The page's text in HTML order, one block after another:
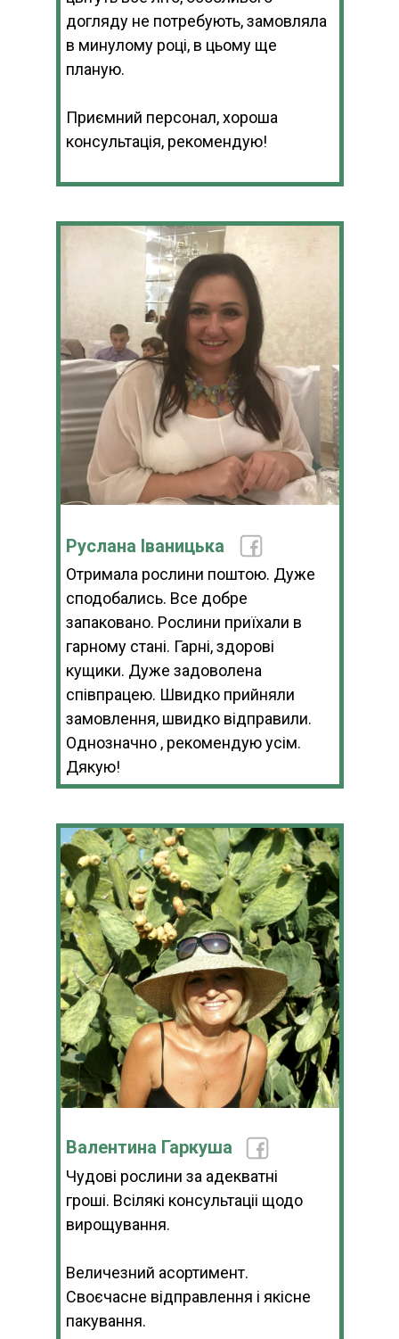
догляду не потребують, замовляла
в минулому році, в цьому ще
планую.
Приємний персонал, хороша
консультація, рекомендую!
Руслана Іваницька
Отримала рослини поштою. Дуже
сподобались. Все добре
запаковано. Рослини приїхали в
гарному стані. Гарні, здорові
кущики. Дуже задоволена
співпрацею. Швидко прийняли
замовлення, швидко відправили.
Однозначно , рекомендую усім.
Дякую!
Валентина Гаркуша
Чудові рослини за адекватні
гроші. Всілякі консультаціі щодо
вирощування.
Величезний асортимент.
Своєчасне відправлення і якісне
пакування.